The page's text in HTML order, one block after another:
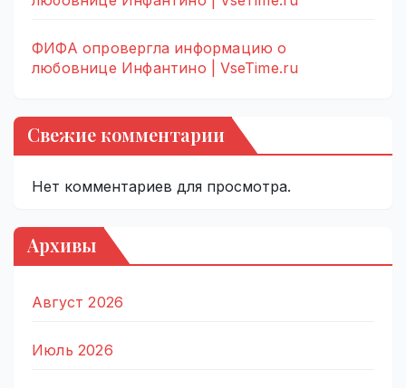
ФИФА опровергла информацию о
любовнице Инфантино | VseTime.ru
Свежие комментарии
Нет комментариев для просмотра.
Архивы
Август 2026
Июль 2026